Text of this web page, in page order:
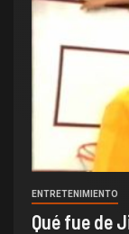
ENTRETENIMIENTO
Qué fue de